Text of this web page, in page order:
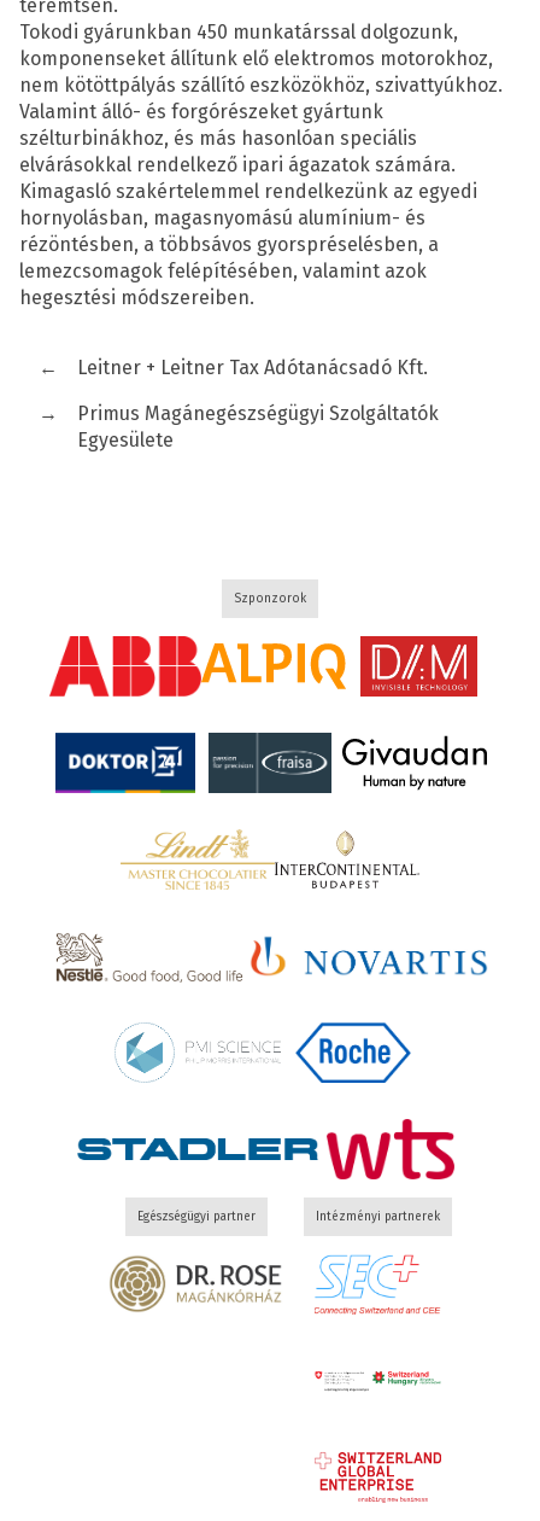
teremtsen.
Tokodi gyárunkban 450 munkatárssal dolgozunk,
komponenseket állítunk elő elektromos motorokhoz,
nem kötöttpályás szállító eszközökhöz, szivattyúkhoz.
Valamint álló- és forgórészeket gyártunk
szélturbinákhoz, és más hasonlóan speciális
elvárásokkal rendelkező ipari ágazatok számára.
Kimagasló szakértelemmel rendelkezünk az egyedi
hornyolásban, magasnyomású alumínium- és
rézöntésben, a többsávos gyorspréselésben, a
lemezcsomagok felépítésében, valamint azok
hegesztési módszereiben.
←
Leitner + Leitner Tax Adótanácsadó Kft.
→
Primus Magánegészségügyi Szolgáltatók
Egyesülete
Szponzorok
Egészségügyi partner Intézményi partnerek